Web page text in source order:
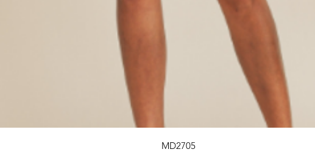
Vista rápida
MD2705